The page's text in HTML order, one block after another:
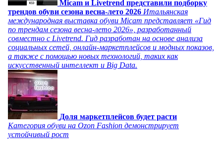
Micam и Livetrend представили подборку
трендов обуви сезона весна-лето 2026 Итальянская
международная выставка обуви Micam представляет «Гид
по трендам сезона весна-лето 2026», разработанный
совместно с Livetrend. Гид разработан на основе анализа
социальных сетей, онлайн-маркетплейсов и модных показов,
а также с помощью новых технологий, таких как
искусственный интеллект и Big Data.
Доля маркетплейсов будет расти
Категория обуви на Ozon Fashion демонстрирует
устойчивый рост